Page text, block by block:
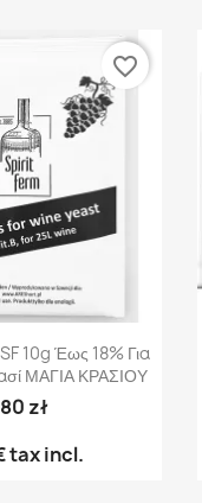
προβολή
10g Έως 18% Για
ΜΑΓΙΑ ΚΡΑΣΙΟΥ
zł
tax incl.
favorite_border